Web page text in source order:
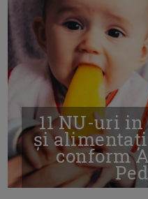
11 NU-uri
și
conform